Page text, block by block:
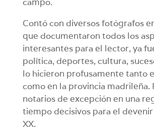
Contó con diversos fotógrafos
que documentaron todos los
interesantes para el lector, ya
política, deportes, cultura,
lo hicieron profusamente tanto
como en la provincia madrileña.
notarios de excepción en una
tiempo decisivos para el
XX.